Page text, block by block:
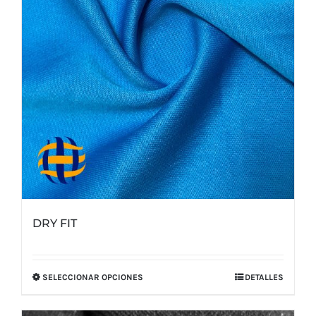
elegir
en
la
página
de
producto
DRY FIT
SELECCIONAR OPCIONES DETALLES